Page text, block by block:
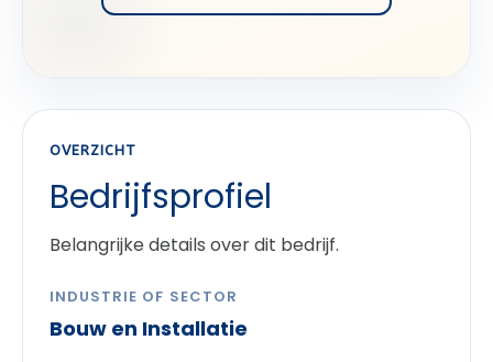
OVERZICHT
Bedrijfsprofiel
Belangrijke details over dit bedrijf.
INDUSTRIE OF SECTOR
Bouw en Installatie